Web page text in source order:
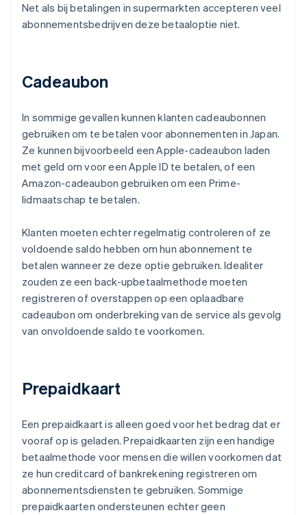
Net als bij betalingen in supermarkten accepteren veel
abonnementsbedrijven deze betaaloptie niet.
Cadeaubon
In sommige gevallen kunnen klanten cadeaubonnen
gebruiken om te betalen voor abonnementen in Japan.
Ze kunnen bijvoorbeeld een Apple-cadeaubon laden
met geld om voor een Apple ID te betalen, of een
Amazon-cadeaubon gebruiken om een Prime-
lidmaatschap te betalen.
Klanten moeten echter regelmatig controleren of ze
voldoende saldo hebben om hun abonnement te
betalen wanneer ze deze optie gebruiken. Idealiter
zouden ze een back-upbetaalmethode moeten
registreren of overstappen op een oplaadbare
cadeaubon om onderbreking van de service als gevolg
van onvoldoende saldo te voorkomen.
Prepaidkaart
Een prepaidkaart is alleen goed voor het bedrag dat er
vooraf op is geladen. Prepaidkaarten zijn een handige
betaalmethode voor mensen die willen voorkomen dat
ze hun creditcard of bankrekening registreren om
abonnementsdiensten te gebruiken. Sommige
prepaidkaarten ondersteunen echter geen